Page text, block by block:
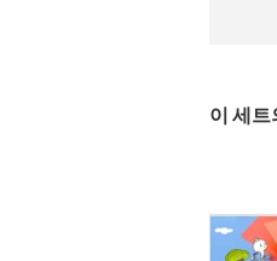
이 세트